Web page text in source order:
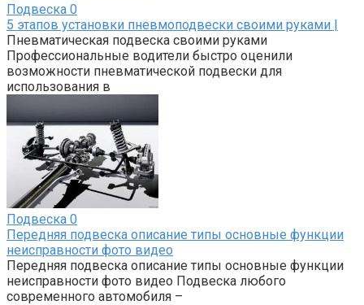
Подвеска 0
5 этапов установки пневмоподвески своими руками |
Пневматическая подвеска своими руками
Профессиональные водители быстро оценили
возможности пневматической подвески для
использования в
Подвеска 0
Передняя подвеска описание типы основные функции
неисправности фото видео
Передняя подвеска описание типы основные функции
неисправности фото видео Подвеска любого
современного автомобиля –